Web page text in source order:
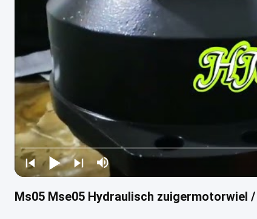
Ms05 Mse05 Hydraulisch zuigermotorwiel